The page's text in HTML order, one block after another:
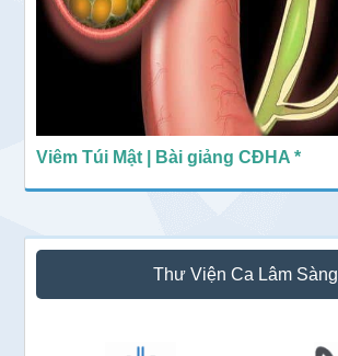
Viêm Túi Mật | Bài giảng CĐHA *
Thư Viện Ca Lâm Sàng